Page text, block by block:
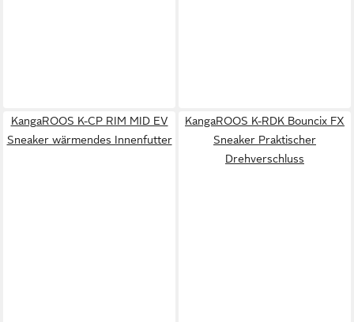
KangaROOS K-CP RIM MID EV
Sneaker wärmendes Innenfutter
KangaROOS K-RDK Bouncix FX
Sneaker Praktischer
Drehverschluss